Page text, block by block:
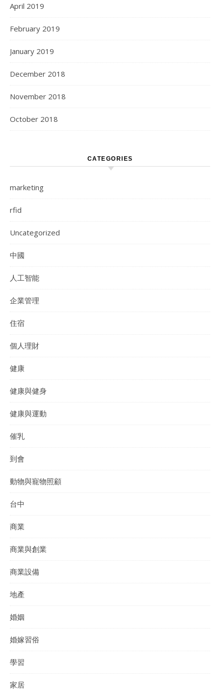
April 2019
February 2019
January 2019
December 2018
November 2018
October 2018
CATEGORIES
marketing
rfid
Uncategorized
中國
人工智能
企業管理
住宿
個人理財
健康
健康與健身
健康與運動
催乳
到會
動物與寵物照顧
台中
商業
商業與創業
商業設備
地產
婚姻
婚嫁習俗
學習
家居